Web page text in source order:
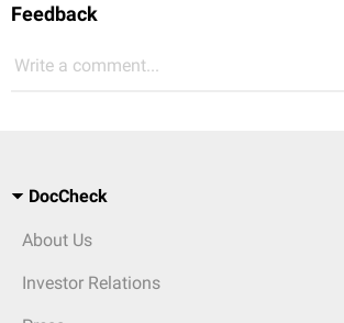
Feedback
Write a comment...
DocCheck
About Us
Investor Relations